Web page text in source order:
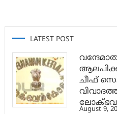
LATEST POST
ചീഫ്
August 9,